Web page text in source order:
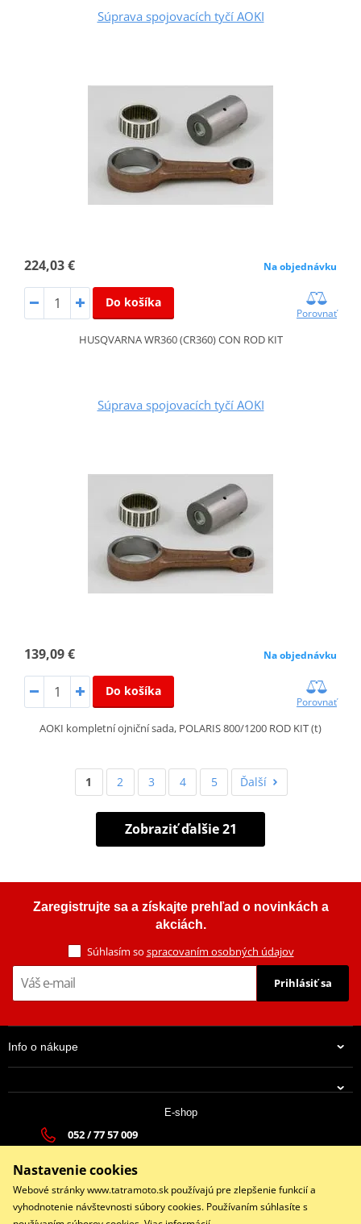
Súprava spojovacích tyčí AOKI
224,03 € Na objednávku
Do košíka
Porovnať
HUSQVARNA WR360 (CR360) CON ROD KIT
Súprava spojovacích tyčí AOKI
139,09 € Na objednávku
Do košíka
Porovnať
AOKI kompletní ojniční sada, POLARIS 800/1200 ROD KIT (t)
1 2 3 4 5 Ďalší
Zobraziť ďalšie 21
Zaregistrujte sa a získajte prehľad o novinkách a
akciách.
Súhlasím so spracovaním osobných údajov
Prihlásiť sa
Info o nákupe
E-shop
052 / 77 57 009
Po - Pia 9:00-17:00 | So: 9:00-13:00 | Ne: Zatvorené
Nastavenie cookies
Webové stránky www.tatramoto.sk používajú pre zlepšenie funkcií a
vyhodnotenie návštevnosti súbory cookies. Používaním súhlasíte s